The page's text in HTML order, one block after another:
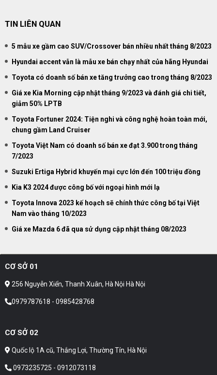
TIN LIÊN QUAN
5 mẫu xe gầm cao SUV/Crossover bán nhiều nhất tháng 8/2023
Hyundai accent vẫn là mẫu xe bán chạy nhất của hãng Hyundai
Toyota có doanh số bán xe tăng trưởng cao trong tháng 8/2023
Giá xe Kia Morning cập nhật tháng 9/2023 và đánh giá chi tiết,
giảm 50% LPTB
Toyota Fortuner 2024: Tiện nghi và công nghệ hoàn toàn mới,
chung gầm Land Cruiser
Toyota Việt Nam có doanh số bán xe đạt 3.900 trong tháng
7/2023
Suzuki Ertiga Hybrid khuyến mại cực lớn đến 100 triệu đồng
Kia K3 2024 được công bố với ngoại hình mới lạ
Toyota Innova 2023 kế hoạch sẽ chính thức công bố tại Việt
Nam vào tháng 10/2023
Giá xe Mazda 6 đã qua sử dụng cập nhật tháng 08/2023
CƠ SỞ 01
256 Nguyễn Xiển, Thanh Xuân, Hà Nội Hà Nội
0979787618 - 0985428768
CƠ SỞ 02
Quốc lộ 1A cũ, Thắng Lợi, Thường Tín, Hà Nội
0973235725 - 0912073118